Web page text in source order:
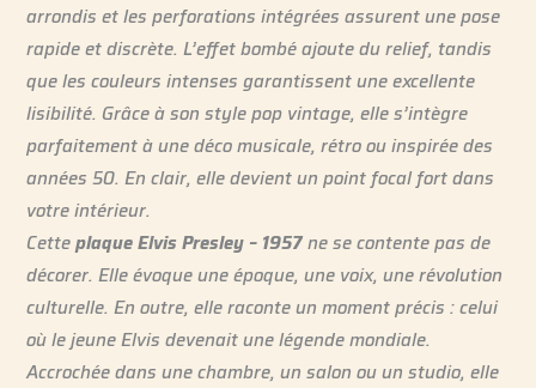
arrondis et les perforations intégrées assurent une pose
rapide et discrète. L’effet bombé ajoute du relief, tandis
que les couleurs intenses garantissent une excellente
lisibilité. Grâce à son style pop vintage, elle s’intègre
parfaitement à une déco musicale, rétro ou inspirée des
années 50. En clair, elle devient un point focal fort dans
votre intérieur.
Cetteplaque Elvis Presley – 1957ne se contente pas de
décorer. Elle évoque une époque, une voix, une révolution
culturelle. En outre, elle raconte un moment précis : celui
où le jeune Elvis devenait une légende mondiale.
Accrochée dans une chambre, un salon ou un studio, elle